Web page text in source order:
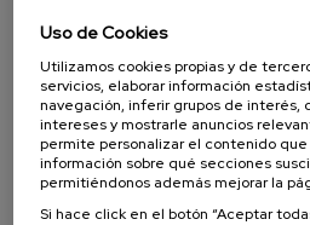
...
DESDE
plazas
Fecha
pasada
Lista
de
espera
Plazo
de
Uso de Cookies
Utilizamos cookies propias y de
servicios, elaborar información
navegación, inferir grupos de interés,
intereses y mostrarle anuncios
permite personalizar el contenido
información sobre qué secciones
permitiéndonos además mejorar la
Si hace click en el botón “Aceptar